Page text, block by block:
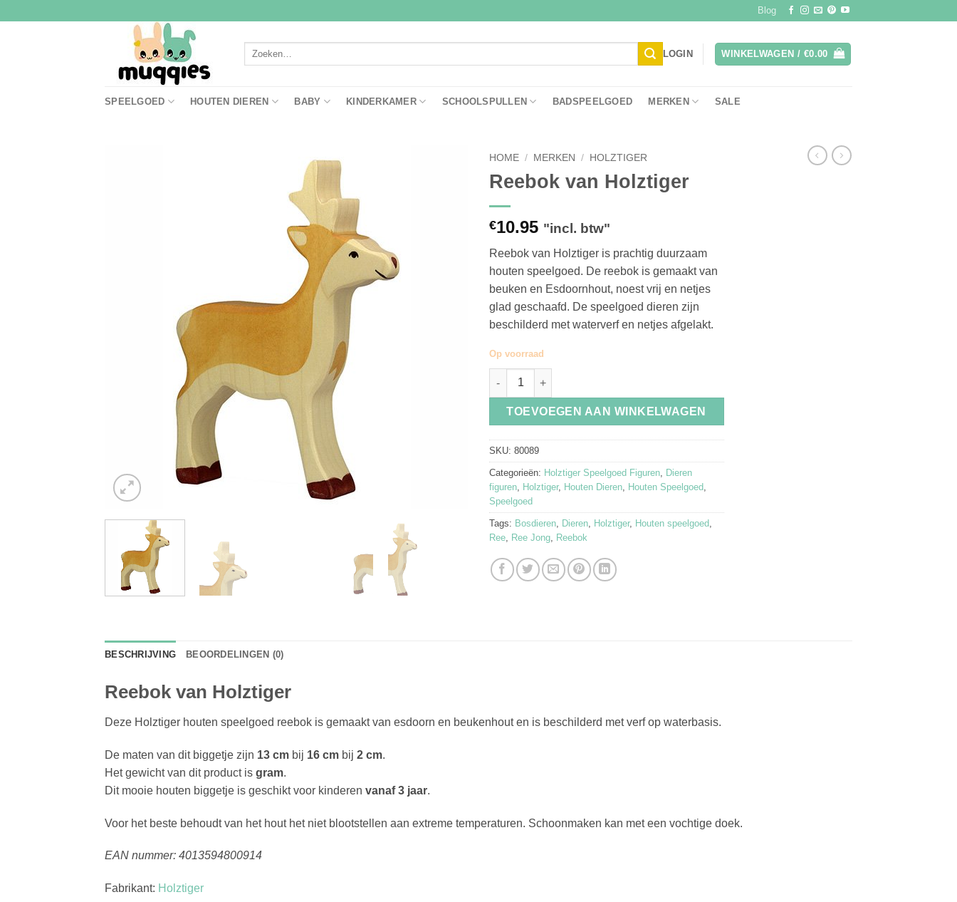
Blog
Zoeken
LOGIN WINKELWAGEN / €0.00
SPEELGOED HOUTEN DIEREN BABY KINDERKAMER SCHOOLSPULLEN BADSPEELGOED MERKEN SALE
HOME / MERKEN / HOLZTIGER
Reebok van Holztiger
€10.95 "incl. btw"
Reebok van Holztiger is prachtig duurzaam
houten speelgoed. De reebok is gemaakt van
beuken en Esdoornhout, noest vrij en netjes
glad geschaafd. De speelgoed dieren zijn
beschilderd met waterverf en netjes afgelakt.
Op voorraad
Reebok van Holztiger aantal
TOEVOEGEN AAN WINKELWAGEN
SKU: 80089
Categorieën: Holztiger Speelgoed Figuren, Dieren
figuren, Holztiger, Houten Dieren, Houten Speelgoed,
Speelgoed
Tags: Bosdieren, Dieren, Holztiger, Houten speelgoed,
Ree, Ree Jong, Reebok
BESCHRIJVING BEOORDELINGEN (0)
Reebok van Holztiger
Deze Holztiger houten speelgoed reebok is gemaakt van esdoorn en beukenhout en is beschilderd met verf op waterbasis.
De maten van dit biggetje zijn 13 cm bij 16 cm bij 2 cm.
Het gewicht van dit product is gram.
Dit mooie houten biggetje is geschikt voor kinderen vanaf 3 jaar.
Voor het beste behoudt van het hout het niet blootstellen aan extreme temperaturen. Schoonmaken kan met een vochtige doek.
EAN nummer: 4013594800914
Fabrikant: Holztiger